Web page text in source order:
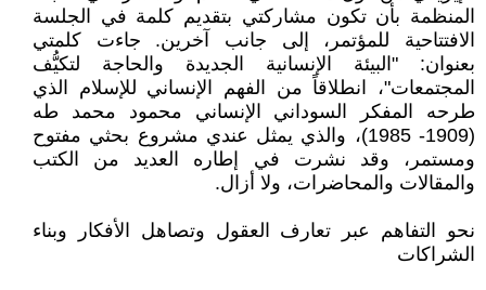
المنظمة بأن تكون مشاركتي بتقديم كلمة في الجلسة
الافتتاحية للمؤتمر، إلى جانب آخرين. جاءت كلمتي
بعنوان: "البيئة الإنسانية الجديدة والحاجة لتكيُّف
المجتمعات"، انطلاقاً من الفهم الإنساني للإسلام الذي
طرحه المفكر السوداني الإنساني محمود محمد طه
(1909- 1985)، والذي يمثل عندي مشروع بحثي مفتوح
ومستمر، وقد نشرت في إطاره العديد من الكتب
والمقالات والمحاضرات، ولا أزال.
نحو التفاهم عبر تعارف العقول وتصاهل الأفكار وبناء
الشراكات